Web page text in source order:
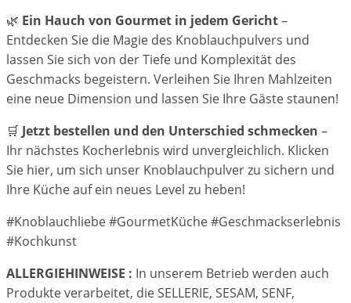
🌿 Ein Hauch von Gourmet in jedem Gericht–
Entdecken Sie die Magie des Knoblauchpulvers und
lassen Sie sich von der Tiefe und Komplexität des
Geschmacks begeistern. Verleihen Sie Ihren Mahlzeiten
eine neue Dimension und lassen Sie Ihre Gäste staunen!
🛒 Jetzt bestellen und den Unterschied schmecken –
Ihr nächstes Kocherlebnis wird unvergleichlich. Klicken
Sie hier, um sich unser Knoblauchpulver zu sichern und
Ihre Küche auf ein neues Level zu heben!
#Knoblauchliebe #GourmetKüche #Geschmackserlebnis
#Kochkunst
ALLERGIEHINWEISE : In unserem Betrieb werden auch
Produkte verarbeitet, die SELLERIE, SESAM, SENF,